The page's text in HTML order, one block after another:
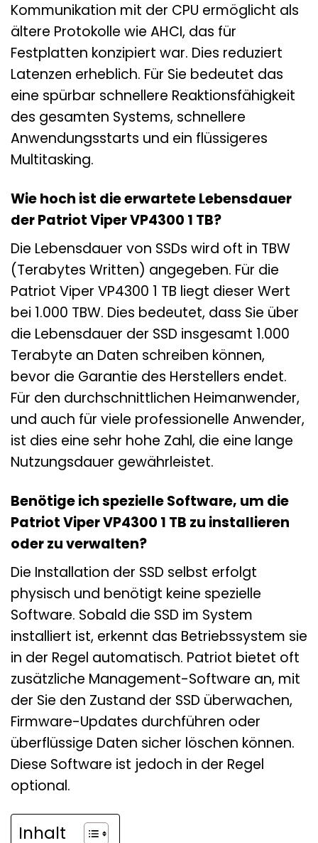
Kommunikation mit der CPU ermöglicht als
ältere Protokolle wie AHCI, das für
Festplatten konzipiert war. Dies reduziert
Latenzen erheblich. Für Sie bedeutet das
eine spürbar schnellere Reaktionsfähigkeit
des gesamten Systems, schnellere
Anwendungsstarts und ein flüssigeres
Multitasking.
Wie hoch ist die erwartete Lebensdauer
der Patriot Viper VP4300 1 TB?
Die Lebensdauer von SSDs wird oft in TBW
(Terabytes Written) angegeben. Für die
Patriot Viper VP4300 1 TB liegt dieser Wert
bei 1.000 TBW. Dies bedeutet, dass Sie über
die Lebensdauer der SSD insgesamt 1.000
Terabyte an Daten schreiben können,
bevor die Garantie des Herstellers endet.
Für den durchschnittlichen Heimanwender,
und auch für viele professionelle Anwender,
ist dies eine sehr hohe Zahl, die eine lange
Nutzungsdauer gewährleistet.
Benötige ich spezielle Software, um die
Patriot Viper VP4300 1 TB zu installieren
oder zu verwalten?
Die Installation der SSD selbst erfolgt
physisch und benötigt keine spezielle
Software. Sobald die SSD im System
installiert ist, erkennt das Betriebssystem sie
in der Regel automatisch. Patriot bietet oft
zusätzliche Management-Software an, mit
der Sie den Zustand der SSD überwachen,
Firmware-Updates durchführen oder
überflüssige Daten sicher löschen können.
Diese Software ist jedoch in der Regel
optional.
Inhalt